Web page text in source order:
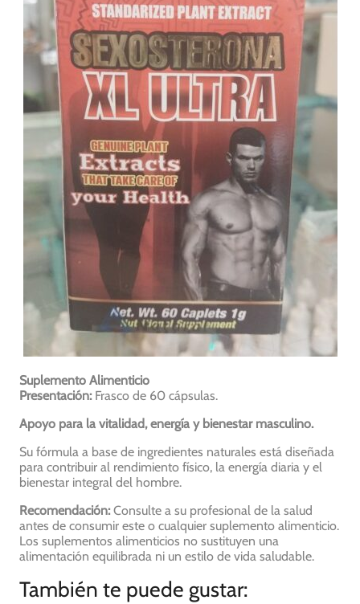
Suplemento Alimenticio
Presentación:Frasco de 60 cápsulas.
Apoyo para la vitalidad, energía y bienestar masculino.
Su fórmula a base de ingredientes naturales está diseñada
para contribuir al rendimiento físico, la energía diaria y el
bienestar integral del hombre.
Recomendación:Consulte a su profesional de la salud
antes de consumir este o cualquier suplemento alimenticio.
Los suplementos alimenticios no sustituyen una
alimentación equilibrada ni un estilo de vida saludable.
También te puede gustar: